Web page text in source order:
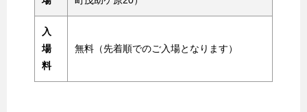
入
場
料
無料（先着順でのご入場となります）